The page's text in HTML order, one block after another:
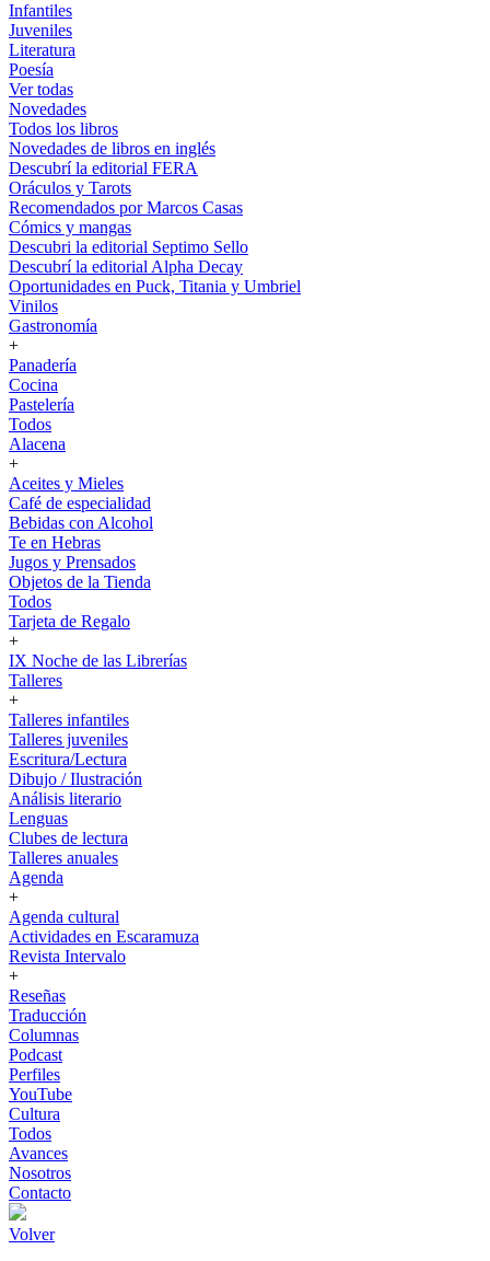
Infantiles
Juveniles
Literatura
Poesía
Ver todas
Novedades
Todos los libros
Novedades de libros en inglés
Descubrí la editorial FERA
Oráculos y Tarots
Recomendados por Marcos Casas
Cómics y mangas
Descubri la editorial Septimo Sello
Descubrí la editorial Alpha Decay
Oportunidades en Puck, Titania y Umbriel
Vinilos
Gastronomía
+
Panadería
Cocina
Pastelería
Todos
Alacena
+
Aceites y Mieles
Café de especialidad
Bebidas con Alcohol
Te en Hebras
Jugos y Prensados
Objetos de la Tienda
Todos
Tarjeta de Regalo
+
IX Noche de las Librerías
Talleres
+
Talleres infantiles
Talleres juveniles
Escritura/Lectura
Dibujo / Ilustración
Análisis literario
Lenguas
Clubes de lectura
Talleres anuales
Agenda
+
Agenda cultural
Actividades en Escaramuza
Revista Intervalo
+
Reseñas
Traducción
Columnas
Podcast
Perfiles
YouTube
Cultura
Todos
Avances
Nosotros
Contacto
Volver